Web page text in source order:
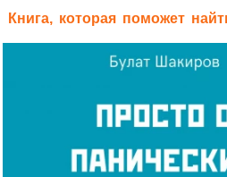
Книга, которая поможет